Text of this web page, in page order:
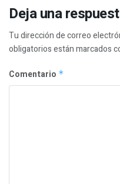
Deja una
Tu dirección de correo
obligatorios están marcados
Comentario *